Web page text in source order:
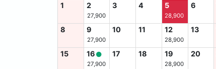
1
2
27,900
3 4 5
28,900
6
8 9
27,900
10 11 12
28,900
13
15 16
27,900
17 18 19
28,900
20